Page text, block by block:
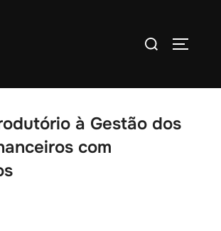
à Gestão dos
com